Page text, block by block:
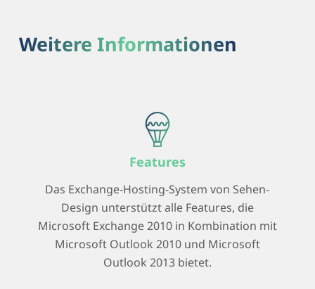
Weitere Informationen
Features
Das Exchange-Hosting-System von Sehen-
Design unterstützt alle Features, die
Microsoft Exchange 2010 in Kombination mit
Microsoft Outlook 2010 und Microsoft
Outlook 2013 bietet.